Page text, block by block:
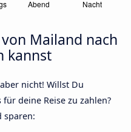
Mailand nach
kannst
nicht! Willst Du
deine Reise zu zahlen?
sparen: